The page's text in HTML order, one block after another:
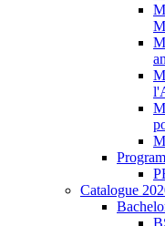
Catalogue